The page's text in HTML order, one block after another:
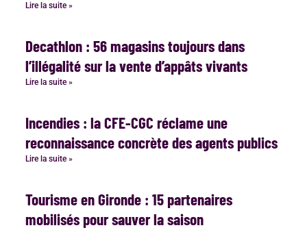
Lire la suite »
Decathlon : 56 magasins toujours dans
l’illégalité sur la vente d’appâts vivants
Lire la suite »
Incendies : la CFE-CGC réclame une
reconnaissance concrète des agents publics
Lire la suite »
Tourisme en Gironde : 15 partenaires
mobilisés pour sauver la saison